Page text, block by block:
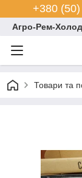
+380
Агро-Рем-Холод
Товари та